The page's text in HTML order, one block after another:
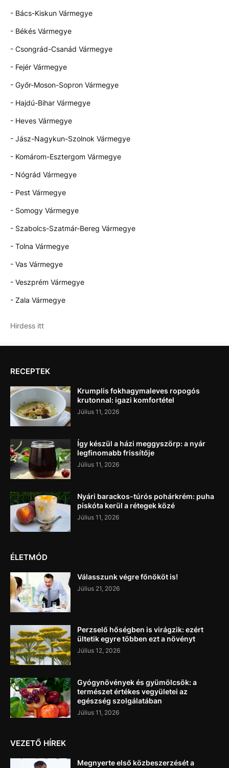
- Bács-Kiskun Vármegye
- Békés Vármegye
- Csongrád-Csanád Vármegye
- Fejér Vármegye
- Győr-Moson-Sopron Vármegye
- Hajdú-Bihar Vármegye
- Heves Vármegye
- Jász-Nagykun-Szolnok Vármegye
- Komárom-Esztergom Vármegye
- Nógrád Vármegye
- Pest Vármegye
- Somogy Vármegye
- Szabolcs-Szatmár-Bereg Vármegye
- Tolna Vármegye
- Vas Vármegye
- Veszprém Vármegye
- Zala Vármegye
Hirdess itt
RECEPTEK
Krumplis fokhagymaleves ropogós
krutonnal: igazi komfortétel
Július 11, 2026
Így készül a házi meggyszörp: a nyár
legfinomabb frissítője
Július 11, 2026
Nyári barackos-túrós pohárkrém: puha
piskóta kerül a rétegek közé
Július 11, 2026
ÉLETMÓD
Válasszunk végre főnököt is!
Július 21, 2026
Perzselő hőségben is virágzik: ezért
ültetik egyre többen ezt a növényt
Július 12, 2026
Gyógynövények és gyümölcsök: a
természet értékes vegyületei az
egészség szolgálatában
Július 11, 2026
VEZETŐ HÍREK
Megnyerte első közbeszerzését a